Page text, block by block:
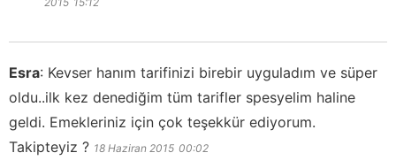
Esra: Kevser hanım tarifinizi birebir uyguladım ve süper
oldu..ilk kez denediğim tüm tarifler spesyelim haline
geldi. Emekleriniz için çok teşekkür ediyorum.
Takipteyiz ? 18 Haziran 2015 00:02